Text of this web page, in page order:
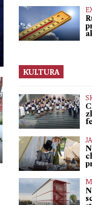
KULTURA